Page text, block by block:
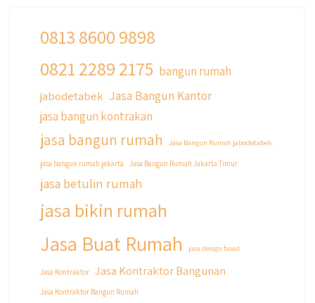
qyusipersada
@qyusipersada 3 years ago
Siapa yang udah masuk List untuk Bangun
dan Renovasi rumah Di @qyusipersada
Untuk informasi lebih lanjut terkait program
di bio yaa
#jasabangunrumahjakarta
#kontraktorjakarta #kontraktorbangunan
#kontraktorbangunanjakarta
#kontraktorbekasi #kontraktorinteriorjakarta
0813 8600 9898
0821 2289 2175 bangun rumah
jabodetabek Jasa Bangun Kantor
jasa bangun kontrakan
jasa bangun rumah Jasa Bangun Rumah jabodetabek
jasa bangun rumah jakarta Jasa Bangun Rumah Jakarta Timur
jasa betulin rumah
jasa bikin rumah
Jasa Buat Rumah jasa design fasad
Jasa Kontraktor Jasa Kontraktor Bangunan
Jasa Kontraktor Bangun Rumah